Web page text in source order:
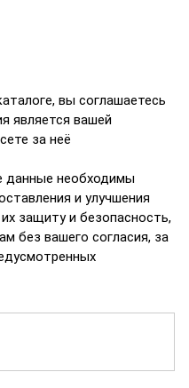
вы соглашаетесь
является вашей
за неё
данные необходимы
и улучшения
защиту и безопасность,
без вашего согласия, за